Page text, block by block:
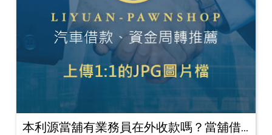
本利源當舖有業務員在外收款嗎？當舖借